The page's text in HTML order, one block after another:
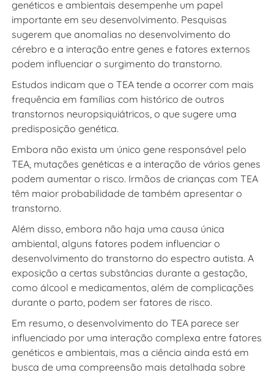
genéticos e ambientais desempenhe um papel
importante em seu desenvolvimento. Pesquisas
sugerem que anomalias no desenvolvimento do
cérebro e a interação entre genes e fatores externos
podem influenciar o surgimento do transtorno.
Estudos indicam que o TEA tende a ocorrer com mais
frequência em famílias com histórico de outros
transtornos neuropsiquiátricos, o que sugere uma
predisposição genética.
Embora não exista um único gene responsável pelo
TEA, mutações genéticas e a interação de vários genes
podem aumentar o risco. Irmãos de crianças com TEA
têm maior probabilidade de também apresentar o
transtorno.
Além disso, embora não haja uma causa única
ambiental, alguns fatores podem influenciar o
desenvolvimento do transtorno do espectro autista. A
exposição a certas substâncias durante a gestação,
como álcool e medicamentos, além de complicações
durante o parto, podem ser fatores de risco.
Em resumo, o desenvolvimento do TEA parece ser
influenciado por uma interação complexa entre fatores
genéticos e ambientais, mas a ciência ainda está em
busca de uma compreensão mais detalhada sobre